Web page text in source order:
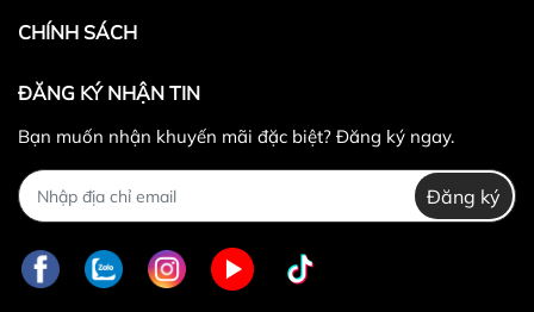
Lưu ý:
0829447733
phẩm đổi.
Sản phẩm bị lỗi từ nhà sản xuất
CHÍNH SÁCH
ĐĂNG KÝ NHẬN TIN
Bạn muốn nhận khuyến mãi đặc biệt? Đăng ký ngay.
Đăng ký